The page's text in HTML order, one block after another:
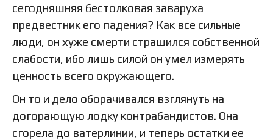
сегодняшняя бестолковая заваруха
предвестник его падения? Как все сильные
люди, он хуже смерти страшился собственной
слабости, ибо лишь силой он умел измерять
ценность всего окружающего.
Он то и дело оборачивался взглянуть на
догорающую лодку контрабандистов. Она
сгорела до ватерлинии, и теперь остатки ее